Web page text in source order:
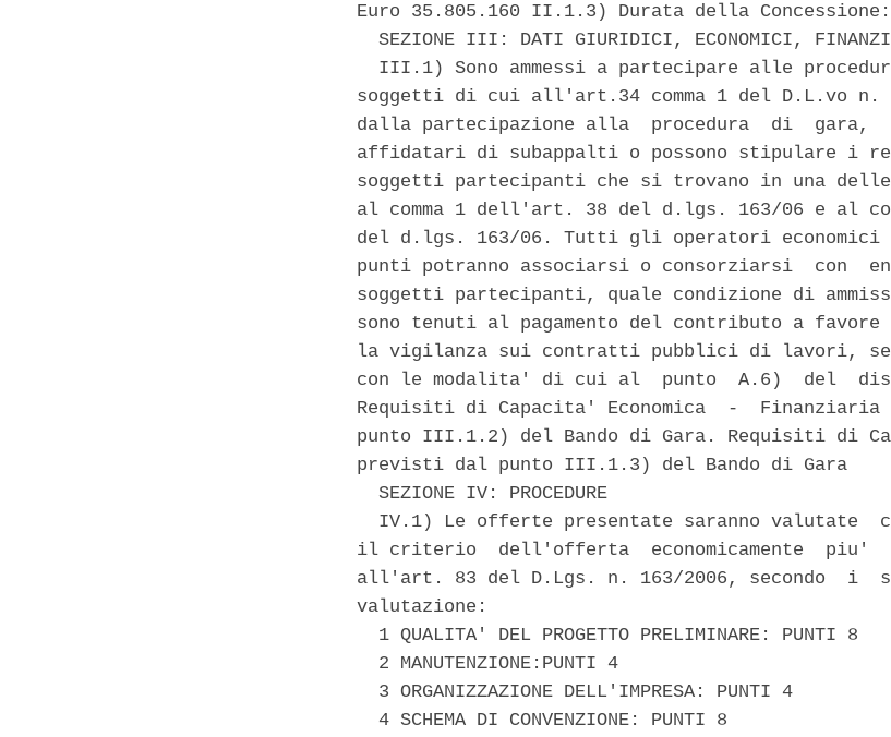
Euro 35.805.160 II.1.3) Durata della
SEZIONE III: DATI GIURIDICI, ECONOMICI,
III.1) Sono ammessi a partecipare alle
soggetti di cui all'art.34 comma 1 del D.L.vo n.
dalla partecipazione alla  procedura  di  gara,
affidatari di subappalti o possono stipulare
soggetti partecipanti che si trovano in una
al comma 1 dell'art. 38 del d.lgs. 163/06 e al
del d.lgs. 163/06. Tutti gli operatori
punti potranno associarsi o consorziarsi  con
soggetti partecipanti, quale condizione di
sono tenuti al pagamento del contributo a
la vigilanza sui contratti pubblici di lavori,
con le modalita' di cui al  punto  A.6)  del
Requisiti di Capacita' Economica  -
punto III.1.2) del Bando di Gara. Requisiti di
previsti dal punto III.1.3) del Bando di Gara
  SEZIONE IV: PROCEDURE
IV.1) Le offerte presentate saranno valutate
il criterio  dell'offerta  economicamente  piu'
all'art. 83 del D.Lgs. n. 163/2006, secondo  i
valutazione:
  1 QUALITA' DEL PROGETTO PRELIMINARE: PUNTI 8
  2 MANUTENZIONE:PUNTI 4
  3 ORGANIZZAZIONE DELL'IMPRESA: PUNTI 4
  4 SCHEMA DI CONVENZIONE: PUNTI 8